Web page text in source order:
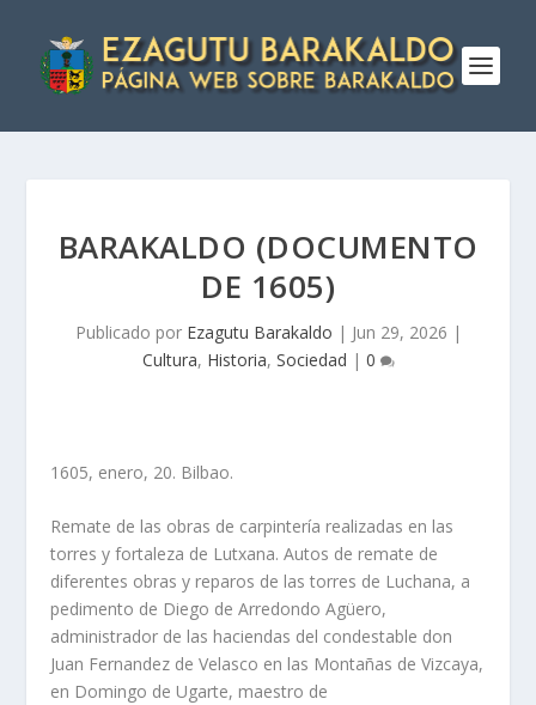
BARAKALDO (DOCUMENTO
DE 1605)
Publicado por Ezagutu Barakaldo | Jun 29, 2026 |
Cultura, Historia, Sociedad | 0
1605, enero, 20. Bilbao.
Remate de las obras de carpintería realizadas en las
torres y fortaleza de Lutxana. Autos de remate de
diferentes obras y reparos de las torres de Luchana, a
pedimento de Diego de Arredondo Agüero,
administrador de las haciendas del condestable don
Juan Fernandez de Velasco en las Montañas de Vizcaya,
en Domingo de Ugarte, maestro de